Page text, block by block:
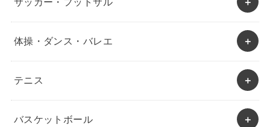
サッカー・フットサル
体操・ダンス・バレエ
テニス
バスケットボール